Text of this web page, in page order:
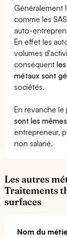
Généralement
comme les
auto-
En effet les
volumes
conséquent
métaux sont
sociétés.
En revanche le
sont les mêmes
entrepreneur,
non salarié.
Les autres
Traitements
surfaces
Nom du